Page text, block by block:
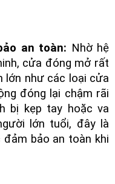
an toàn: Nhờ hệ
cửa đóng mở rất
lớn như các loại cửa
đóng lại chậm rãi
bị kẹp tay hoặc va
lớn tuổi, đây là
bảo an toàn khi